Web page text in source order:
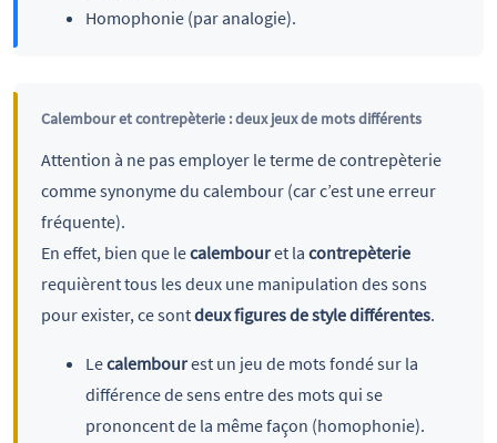
Homophonie (par analogie).
Calembour et contrepèterie : deux jeux de mots différents
Attention à ne pas employer le terme de contrepèterie
comme synonyme du calembour (car c’est une erreur
fréquente).
En effet, bien que lecalembouret la contrepèterie
requièrent tous les deux une manipulation des sons
pour exister, ce sontdeux figures de style différentes.
Lecalembourest un jeu de mots fondé sur la
différence de sens entre des mots qui se
prononcent de la même façon (homophonie).